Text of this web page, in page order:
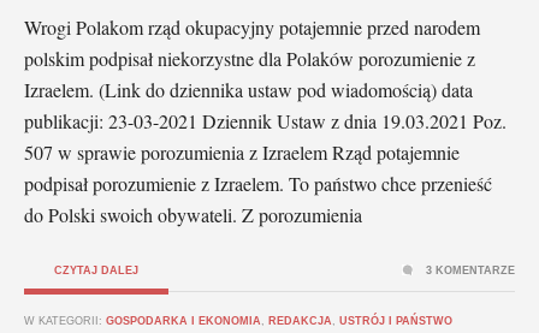
Wrogi Polakom rząd okupacyjny potajemnie przed narodem
polskim podpisał niekorzystne dla Polaków porozumienie z
Izraelem. (Link do dziennika ustaw pod wiadomością) data
publikacji: 23-03-2021 Dziennik Ustaw z dnia 19.03.2021 Poz.
507 w sprawie porozumienia z Izraelem Rząd potajemnie
podpisał porozumienie z Izraelem. To państwo chce przenieść
do Polski swoich obywateli. Z porozumienia
CZYTAJ DALEJ
W KATEGORII: GOSPODARKA I EKONOMIA REDAKCJA USTRÓJ I PAŃSTWO
3 KOMENTARZE